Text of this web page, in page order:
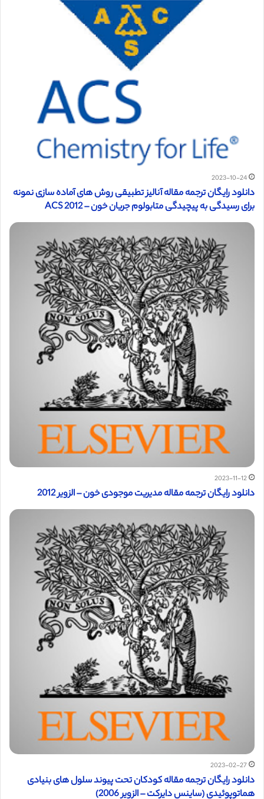
2023-10-24
دانلود رایگان ترجمه مقاله آنالیز تطبیقی روش های آماده سازی نمونه
برای رسیدگی به پیچیدگی متابولوم جریان خون – ACS 2012
2023-11-12
دانلود رایگان ترجمه مقاله مدیریت موجودی خون – الزویر 2012
2023-02-27
دانلود رایگان ترجمه مقاله کودکان تحت پیوند سلول های بنیادی
هماتوپوئیدی (ساینس دایرکت – الزویر 2006)